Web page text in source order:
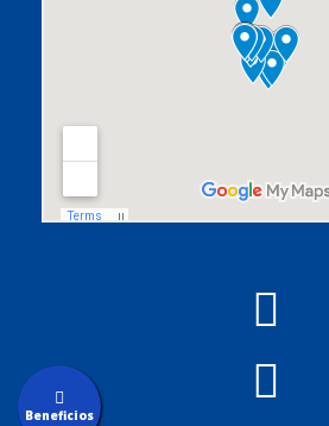
Beneficios